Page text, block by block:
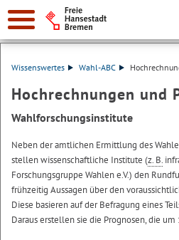
Suche:
Wissenswertes Wahl-ABC
Hochrechnungen und
Wahlforschungsinstitute
Neben der amtlichen Ermittlung des
stellen wissenschaftliche Institute (z. B.
Forschungsgruppe Wahlen e.V.) den
frühzeitig Aussagen über den
Diese basieren auf der Befragung eines
Daraus erstellen sie die Prognosen, die